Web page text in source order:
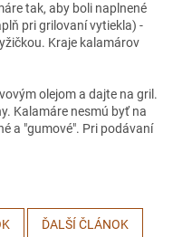
tak, aby boli naplnené
pri grilovaní vytiekla) -
Kraje kalamárov
olejom a dajte na gril.
Kalamáre nesmú byť na
a "gumové". Pri podávaní
ĎALŠÍ ČLÁNOK